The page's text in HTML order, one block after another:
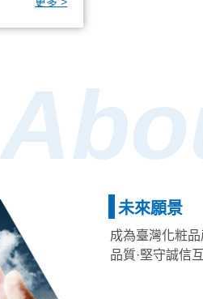
未來願景
成為臺灣化粧
品質·堅守誠信